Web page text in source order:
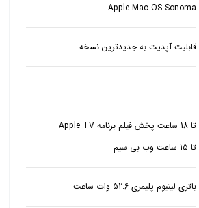
Apple Mac OS Sonoma
قابلیت آپدیت به جدیدترین نسخه
تا 18 ساعت پخش فیلم برنامه Apple TV
تا 15 ساعت وب بی سیم
باتری لیتیوم پلیمری 52.6 وات ساعت